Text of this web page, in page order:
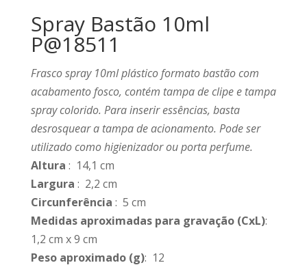
Spray Bastão 10ml
P@18511
Frasco spray 10ml plástico formato bastão com
acabamento fosco, contém tampa de clipe e tampa
spray colorido. Para inserir essências, basta
desrosquear a tampa de acionamento. Pode ser
utilizado como higienizador ou porta perfume.
Altura : 14,1 cm
Largura : 2,2 cm
Circunferência : 5 cm
Medidas aproximadas para gravação(CxL):
1,2 cm x 9 cm
Peso aproximado(g): 12